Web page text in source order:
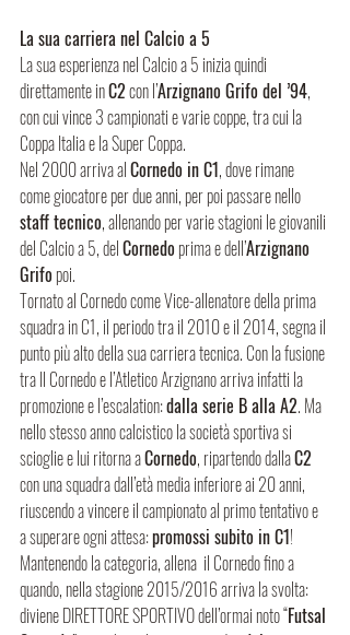
La sua carriera nel Calcio a 5
La sua esperienza nel Calcio a 5 inizia quindi
direttamente in C2 con l’Arzignano Grifo del ’94,
con cui vince 3 campionati e varie coppe, tra cui la
Coppa Italia e la Super Coppa.
Nel 2000 arriva al Cornedo in C1, dove rimane
come giocatore per due anni, per poi passare nello
staff tecnico, allenando per varie stagioni le giovanili
del Calcio a 5, del Cornedo prima e dell’Arzignano
Grifo poi.
Tornato al Cornedo come Vice-allenatore della prima
squadra in C1, il periodo tra il 2010 e il 2014, segna il
punto più alto della sua carriera tecnica. Con la fusione
tra Il Cornedo e l’Atletico Arzignano arriva infatti la
promozione e l’escalation: dalla serie B alla A2. Ma
nello stesso anno calcistico la società sportiva si
scioglie e lui ritorna a Cornedo, ripartendo dalla C2
con una squadra dall’età media inferiore ai 20 anni,
riuscendo a vincere il campionato al primo tentativo e
a superare ogni attesa: promossi subito in C1!
Mantenendo la categoria, allena  il Cornedo fino a
quando, nella stagione 2015/2016 arriva la svolta:
diviene DIRETTORE SPORTIVO dell’ormai noto “Futsal